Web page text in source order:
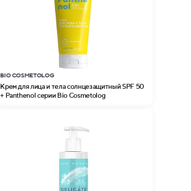
BIO COSMETOLOG
Крем для лица и тела солнцезащитный SPF 50
+ Panthenol серии Bio Cosmetolog